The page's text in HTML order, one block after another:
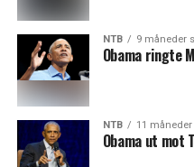
NTB 9 måneder
Obama ringte
NTB 11
Obama ut mot